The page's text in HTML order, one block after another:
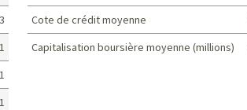
Cote de crédit moyenne
Capitalisation boursière moyenne (millions)